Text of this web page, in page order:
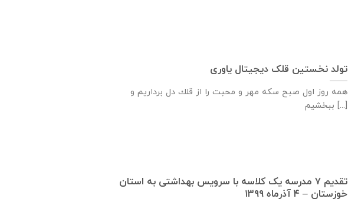
تولد نخستین قلک دیجیتال یاوری
همه روز اول صبح سكه مهر و محبت را از قلك دل برداريم و
ببخشيم [...]
تقدیم ۷ مدرسه یک کلاسه با سرويس بهداشتی به استان
خوزستان – ۴ آذر‌ماه ۱۳۹۹